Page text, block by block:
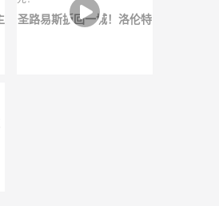
圣路易斯扳回一城！洛伦特